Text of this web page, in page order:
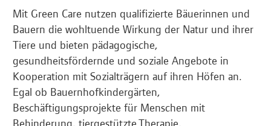
Mit Green Care nutzen qualifizierte Bäuerinnen und
Bauern die wohltuende Wirkung der Natur und ihrer
Tiere und bieten pädagogische,
gesundheitsfördernde und soziale Angebote in
Kooperation mit Sozialträgern auf ihren Höfen an.
Egal ob Bauernhofkindergärten,
Beschäftigungsprojekte für Menschen mit
Behinderung, tiergestützte Therapie,